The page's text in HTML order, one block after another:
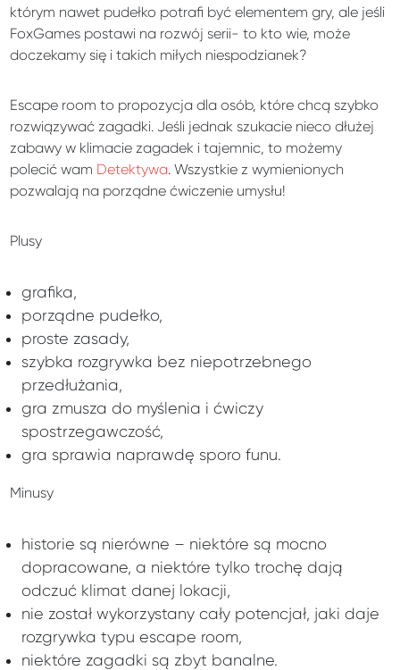
którym nawet pudełko potrafi być elementem gry, ale jeśli
FoxGames postawi na rozwój serii- to kto wie, może
doczekamy się i takich miłych niespodzianek?
Escape room to propozycja dla osób, które chcą szybko
rozwiązywać zagadki. Jeśli jednak szukacie nieco dłużej
zabawy w klimacie zagadek i tajemnic, to możemy
polecić wam Detektywa. Wszystkie z wymienionych
pozwalają na porządne ćwiczenie umysłu!
Plusy
grafika,
porządne pudełko,
proste zasady,
szybka rozgrywka bez niepotrzebnego
przedłużania,
gra zmusza do myślenia i ćwiczy
spostrzegawczość,
gra sprawia naprawdę sporo funu.
Minusy
historie są nierówne – niektóre są mocno
dopracowane, a niektóre tylko trochę dają
odczuć klimat danej lokacji,
nie został wykorzystany cały potencjał, jaki daje
rozgrywka typu escape room,
niektóre zagadki są zbyt banalne.